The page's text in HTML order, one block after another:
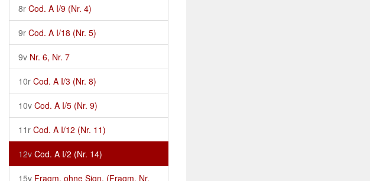
8r Cod. A I/9 (Nr. 4)
9r Cod. A I/18 (Nr. 5)
9v Nr. 6, Nr. 7
10r Cod. A I/3 (Nr. 8)
10v Cod. A I/5 (Nr. 9)
11r Cod. A I/12 (Nr. 11)
12v Cod. A I/2 (Nr. 14)
15v Fragm. ohne Sign. (Fragm. Nr.